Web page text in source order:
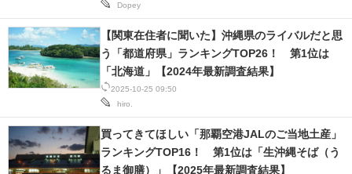
Dopey
2025-10-25 09:50
hiro.
【関東在住者に聞いた】沖縄県のライバルだと思
う「都道府県」ランキングTOP26！ 第1位は
「北海道」【2024年最新調査結果】
買ってきてほしい「那覇空港JALのご当地土産」
ランキングTOP16！ 第1位は「生沖縄そば（う
るま御膳）」【2025年最新調査結果】